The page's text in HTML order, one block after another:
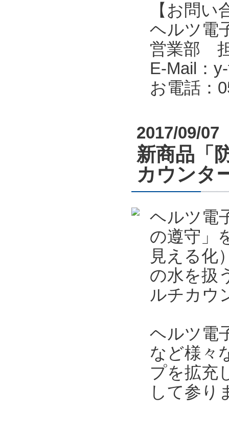
【お問い
ヘルツ電
営業部
E-Mail：
お電話：
2017/09/07
新商品「
カウンタ
ヘルツ電
の遵守」
見える化
の水を扱
ルチカウ
ヘルツ電
など様々
プを拡充
して参り